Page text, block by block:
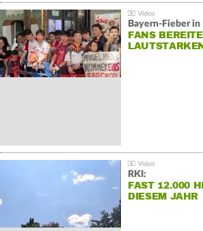
Bayern-Fieber
FANS
RKI:
FAST 12.000
DIESEM JAHR